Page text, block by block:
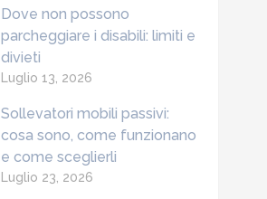
Dove non possono
parcheggiare i disabili: limiti e
divieti
Luglio 13, 2026
Sollevatori mobili passivi:
cosa sono, come funzionano
e come sceglierli
Luglio 23, 2026